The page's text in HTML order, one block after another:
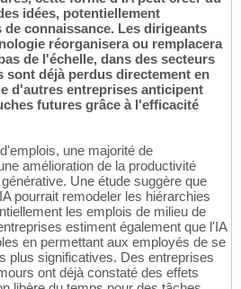
idées, potentiellement
connaissance. Les dirigeants
réorganisera ou remplacera
de l'échelle, dans des secteurs
sont déjà perdus directement en
d'autres entreprises anticipent
futures grâce à l'efficacité
une majorité de
amélioration de la productivité
Une étude suggère que
pourrait remodeler les hiérarchies
les emplois de milieu de
estiment également que l'IA
en permettant aux employés de se
plus significatives. Des entreprises
ont déjà constaté des effets